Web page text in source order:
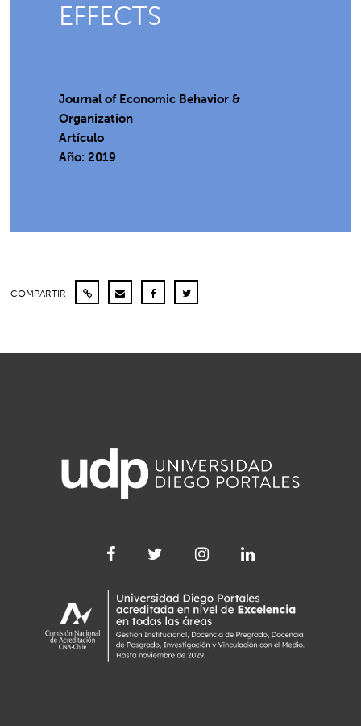
EFFECTS
Journal of Economic Behavior &
Organization
Artículo
Año: 2019
COMPARTIR